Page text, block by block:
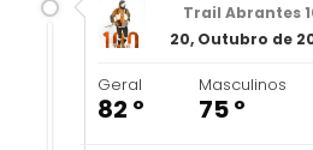
Trail Abrantes
20, Outubro de
Geral
82 º
Masculinos
75 º